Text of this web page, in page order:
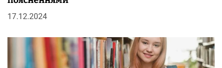
17.12.2024